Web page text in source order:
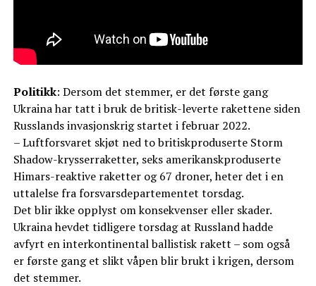
Politikk: Dersom det stemmer, er det første gang
Ukraina har tatt i bruk de britisk-leverte rakettene siden
Russlands invasjonskrig startet i februar 2022.
– Luftforsvaret skjøt ned to britiskproduserte Storm
Shadow-krysserraketter, seks amerikanskproduserte
Himars-reaktive raketter og 67 droner, heter det i en
uttalelse fra forsvarsdepartementet torsdag.
Det blir ikke opplyst om konsekvenser eller skader.
Ukraina hevdet tidligere torsdag at Russland hadde
avfyrt en interkontinental ballistisk rakett – som også
er første gang et slikt våpen blir brukt i krigen, dersom
det stemmer.